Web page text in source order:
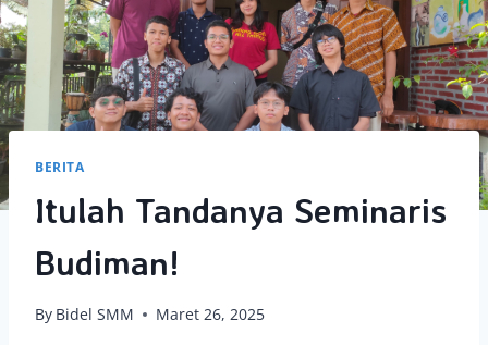
BERITA
Itulah Tandanya Seminaris
Budiman!
By Bidel SMM Maret 26, 2025